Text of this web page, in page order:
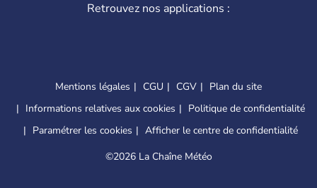
Retrouvez nos applications :
Mentions légales CGU CGV
Plan du site
Informations relatives aux cookies
Politique de confidentialité
Paramétrer les cookies
Afficher le centre de confidentialité
©2026 La Chaîne Météo